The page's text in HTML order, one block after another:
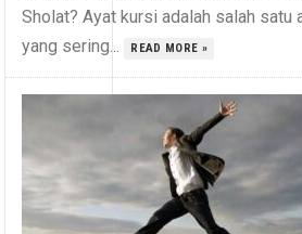
Sholat? Ayat kursi adalah salah satu
yang sering...
READ MORE »